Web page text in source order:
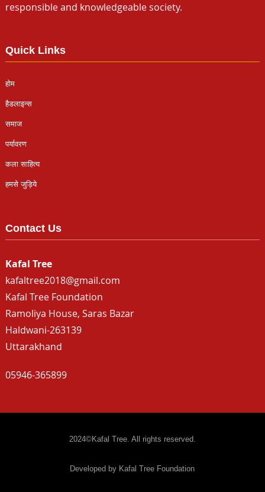
responsible and knowledgeable society.
Quick Links
होम
हैडलाइन्स
समाज
पर्यावरण
कला साहित्य
हमसे जुड़िये
Contact Us
Kafal Tree
kafaltree2018@gmail.com
Kafal Tree Foundation
Ramoliya House, Saras Bazar
Haldwani-263139
Uttarakhand
05946-365899
2024©Kafal Tree. All rights reserved.
Developed by Kafal Tree Foundation